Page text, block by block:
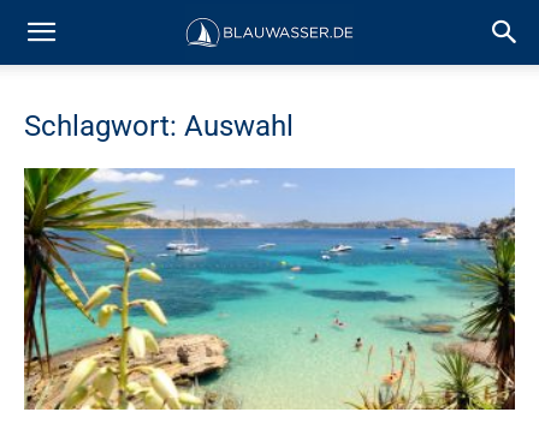
Schlagwort: Auswahl